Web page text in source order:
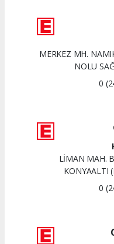
MERKEZ MH.
NOLU
0
LİMAN MAH.
KONYAALTI
0